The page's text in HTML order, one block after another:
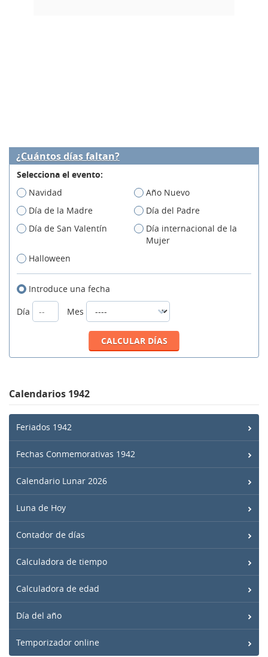
¿Cuántos días faltan?
Selecciona el evento:
Navidad
Año Nuevo
Día de la Madre
Día del Padre
Día de San Valentín
Día internacional de la
Mujer
Halloween
Introduce una fecha
Día
Mes
Calendarios 1942
Feriados 1942
Fechas Conmemorativas 1942
Calendario Lunar 2026
Luna de Hoy
Contador de días
Calculadora de tiempo
Calculadora de edad
Día del año
Temporizador online